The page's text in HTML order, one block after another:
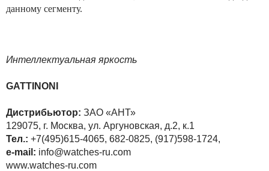
данному сегменту.
Интеллектуальная яркость
GATTINONI
Дистрибьютор: ЗАО «АНТ»
129075, г. Москва, ул. Аргуновская, д.2, к.1
Тел.: +7(495)615-4065, 682-0825, (917)598-1724,
e-mail: info@watches-ru.com
www.watches-ru.com